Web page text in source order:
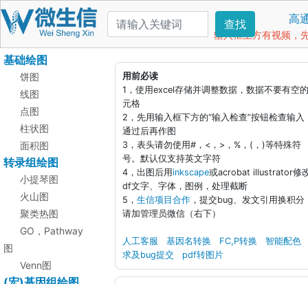
查找 高
输入框上方有视频，
基础绘图
饼图
线图
点图
柱状图
面积图
转录组绘图
小提琴图
火山图
聚类热图
GO，Pathway
图
Venn图
用前必读
1，使用excel存储并调整数据，数据不要有空
元格
2，先用输入框下方的“输入检查”按钮检查输入
通过后再作图
3，表头请勿使用#，<，>，%，(，)等特殊符
号。默认仅支持英文字符
4，出图后用inkscape或acrobat illustrator修
df文字、字体，图例，处理截断
5， 生信项目合作 ，提交bug、发文引用换积分
请加管理员微信（右下）
人工客服 基因名转换 FC,P转换
智能配色
求及bug提交
pdf转图片